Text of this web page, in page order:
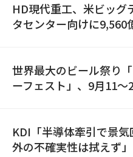
HD現代重工、米ビッグ
タセンター向けに9,560
世界最大のビール祭り
ーフェスト」、9月11〜
KDI「半導体牽引で景
外の不確実性は拭えず」